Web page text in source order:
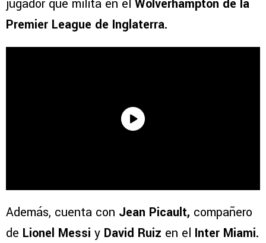
jugador que milita en el Wolverhampton de la
Premier League de Inglaterra.
Además, cuenta con Jean Picault, compañero
de Lionel Messi y David Ruiz en el Inter Miami.